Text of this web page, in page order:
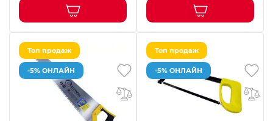
Топ продаж
-5% ОНЛАЙН
Топ продаж
-5% ОНЛАЙН